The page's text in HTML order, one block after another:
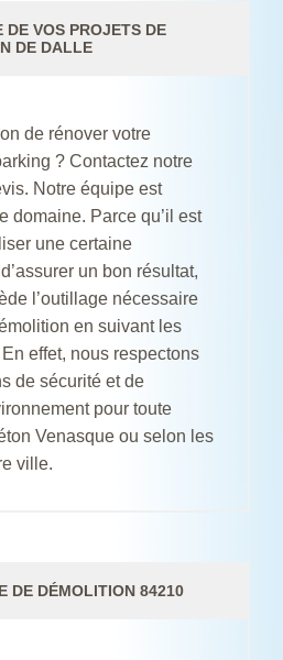
DE VOS PROJETS DE
DE DALLE
de rénover votre
? Contactez notre
Notre équipe est
domaine. Parce qu’il est
une certaine
un bon résultat,
l’outillage nécessaire
en suivant les
effet, nous respectons
de sécurité et de
pour toute
Venasque ou selon les
ville.
DE DÉMOLITION 84210